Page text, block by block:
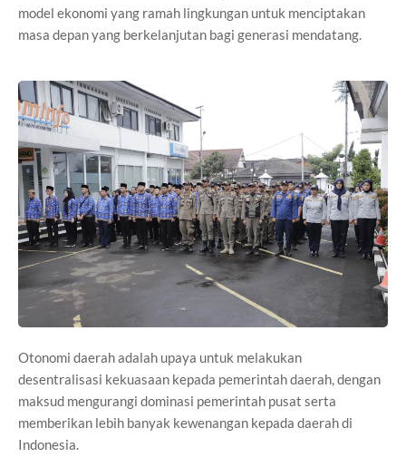
model ekonomi yang ramah lingkungan untuk menciptakan
masa depan yang berkelanjutan bagi generasi mendatang.
Otonomi daerah adalah upaya untuk melakukan
desentralisasi kekuasaan kepada pemerintah daerah, dengan
maksud mengurangi dominasi pemerintah pusat serta
memberikan lebih banyak kewenangan kepada daerah di
Indonesia.